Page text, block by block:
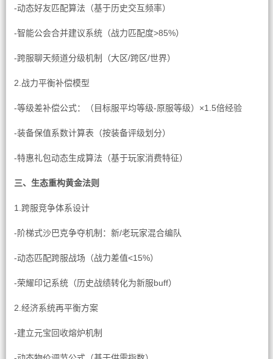
-动态好友匹配算法（基于历史交互频率）
-智能公会合并建议系统（战力匹配度>85%）
-跨服聊天频道分级机制（大区/跨区/世界）
2.战力平衡补偿模型
-等级差补偿公式：（目标服平均等级-原服等级）×1.5倍经验
-装备保值系数计算表（按装备评级划分）
-特惠礼包动态生成算法（基于玩家消费特征）
三、生态重构黄金法则
1.跨服竞争体系设计
-阶梯式沙巴克争夺机制：新/老玩家混合编队
-动态匹配跨服战场（战力差值<15%）
-荣耀印记系统（历史战绩转化为新服buff）
2.经济系统再平衡方案
-建立元宝回收熔炉机制